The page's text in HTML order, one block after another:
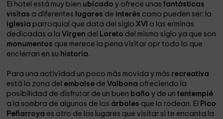
El hotel está muy bien ubicado y ofrece unasfantásticas
visitas a diferentes lugares de interés como pueden ser: la
iglesia parroquial que data del sigloXVI o las erminas
dedicadas a laVirgen del Loreto del mismo siglo ya que son
monumentos que merece la pena visitar opr todo lo que
encierran en su historia.
Para una actividad un poco más movida y más recreativa
está la zona del embalse deValbona ofreciendo la
posibilidad de disfrutar de un buen baño y de untentempié
a la sombra de algunos de los árboles que lo rodean. El
Pico
Peñarroya es otro de los lugares que visitar si te encanta la